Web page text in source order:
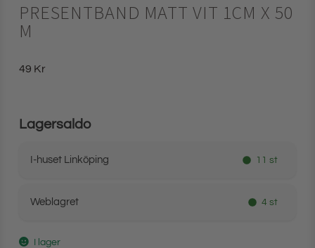
PRESENTBAND MATT VIT 1CM X 50
M
49 Kr
Lagersaldo
I-huset Linköping 11 st
Weblagret 4 st
I lager